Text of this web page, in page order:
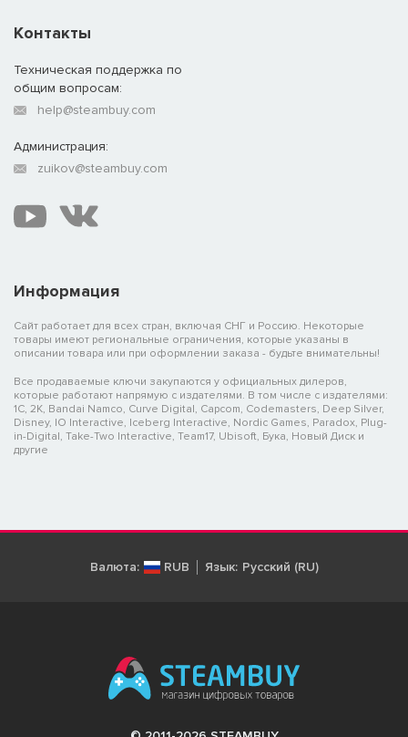
Информация
Сайт работает для всех стран, включая СНГ и Россию. Некоторые
товары имеют региональные ограничения, которые указаны в
описании товара или при оформлении заказа - будьте внимательны!
Все продаваемые ключи закупаются у официальных дилеров,
которые работают напрямую с издателями. В том числе с издателями:
1C, 2K, Bandai Namco, Curve Digital, Capcom, Codemasters, Deep Silver,
Disney, IO Interactive, Iceberg Interactive, Nordic Games, Paradox, Plug-
in-Digital, Take-Two Interactive, Team17, Ubisoft, Бука, Новый Диск и
другие
Контакты
Техническая поддержка по
общим вопросам:
help@steambuy.com
Администрация:
zuikov@steambuy.com
Валюта: RUB Язык: Русский (RU)